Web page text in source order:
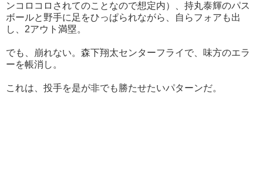
ンコロコロされてのことなので想定内）、持丸泰輝のパス
ボールと野手に足をひっぱられながら、自らフォアも出
し、2アウト満塁。
でも、崩れない。森下翔太センターフライで、味方のエラ
ーを帳消し。
これは、投手を是が非でも勝たせたいパターンだ。